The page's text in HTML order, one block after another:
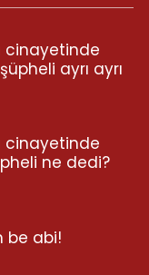
cinayetinde
ayrı ayrı
cinayetinde
ne dedi?
be abi!